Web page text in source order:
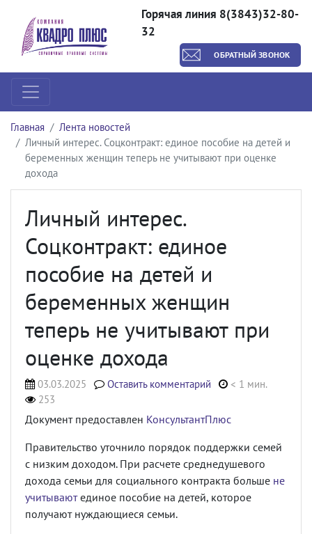
Горячая линия 8(3843)32-80-
32
ОБРАТНЫЙ ЗВОНОК
Главная
Лента новостей
Личный интерес. Соцконтракт: единое пособие на детей и
беременных женщин теперь не учитывают при оценке
дохода
Личный интерес.
Соцконтракт: единое
пособие на детей и
беременных женщин
теперь не учитывают при
оценке дохода
03.03.2025 Оставить комментарий
< 1 мин.
253
Документ предоставлен КонсультантПлюс
Правительство уточнило порядок поддержки семей
с низким доходом. При расчете среднедушевого
дохода семьи для социального контракта больше не
учитываютединое пособие на детей, которое
получают нуждающиеся семьи.